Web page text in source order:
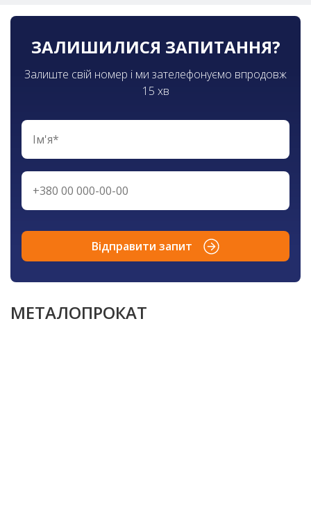
ЗАЛИШИЛИСЯ ЗАПИТАННЯ?
Залиште свій номер і ми зателефонуємо впродовж
15 хв
Відправити запит
МЕТАЛОПРОКАТ